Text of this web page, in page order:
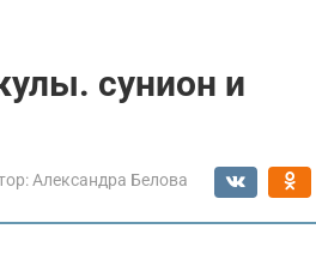
сунион и
Александра Белова